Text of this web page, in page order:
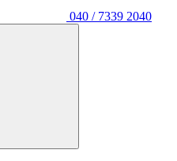
040 / 7339 2040